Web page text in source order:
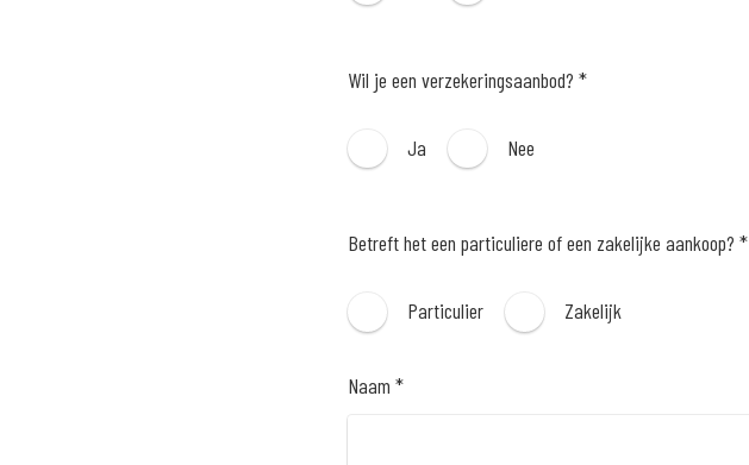
Wil je een verzekeringsaanbod? *
Ja Nee
Betreft het een particuliere of een zakelijke aankoop? *
Particulier Zakelijk
Naam *